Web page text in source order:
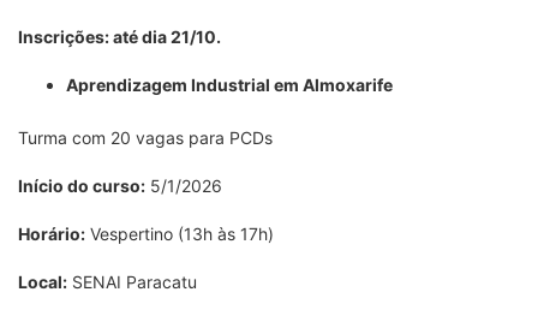
Inscrições: até dia 21/10.
Aprendizagem Industrial em Almoxarife
Turma com 20 vagas para PCDs
Início do curso: 5/1/2026
Horário: Vespertino (13h às 17h)
Local: SENAI Paracatu